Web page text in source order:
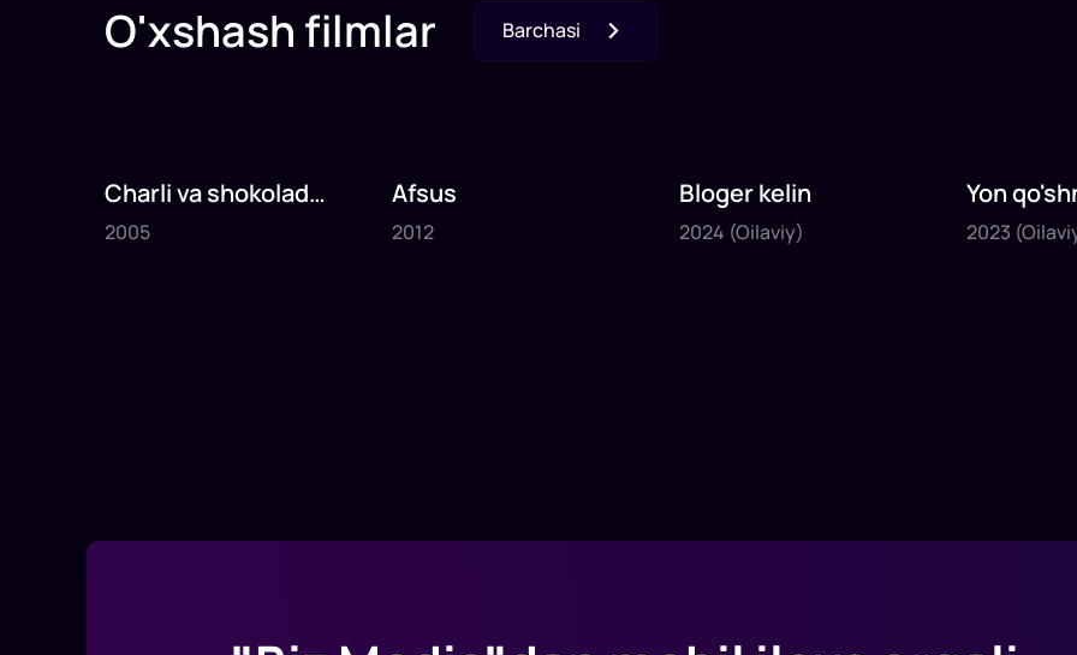
O'xshash filmlar Barchasi
2005
1x75
Charli va shokolad
fabrikasi
2005
2012
1x80
Afsus
2012
2024
1x35daq.
Bloger kelin
2024 (Oilaviy)
2023
1x40daq.
Yon
2023